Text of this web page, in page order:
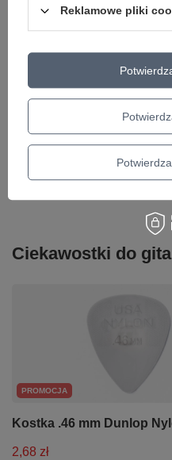
PROMOCJA
Pazurek do gry
Najniższa cena z 30 dni
Dunlop uchwyt
40,81 zł
Najniższa cena z 30
Ciekawostki do
PROMOCJA
Kostka .46 mm Dunlop
2,68 zł
Reklamowe pliki